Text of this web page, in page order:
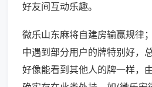
好友间互动乐趣。
微乐山东麻将自建房输赢规律
中遇到部分用户的牌特别好，
好像能看到其他人的牌一样，